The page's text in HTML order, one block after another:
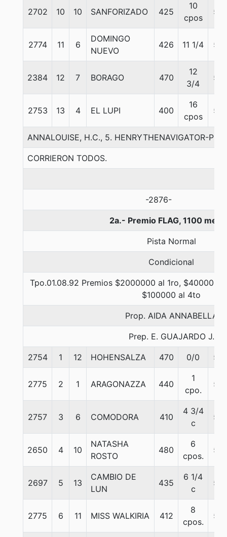
2702 10 10 SANFORIZADO 425
10
cpos
56
2774 11 6
DOMINGO
NUEVO
426 11 1/4 56
2384 12 7 BORAGO 470
12
3/4
56
2753 13 4 EL LUPI 400
16
cpos
56
ANNALOUISE, H.C., 5. HENRYTHENAVIGATOR-
CORRIERON TODOS.
-2876-
2a.- Premio FLAG, 1100
Pista Normal
Condicional
Tpo.01.08.92 Premios $2000000 al 1ro, $400000
$100000 al 4to
Prop. AIDA ANNABELLA
Prep. E. GUAJARDO J.
2754 1 12 HOHENSALZA 470 0/0 55
2775 2 1 ARAGONAZZA 440
1
cpo.
55
2757 3 6 COMODORA 410
4 3/4
c
55
2650 4 10
NATASHA
ROSTO
480
6
cpos.
55
2697 5 13
CAMBIO DE
LUN
435
6 1/4
c
55
2775 6 11 MISS WALKIRIA 412
8
cpos.
55